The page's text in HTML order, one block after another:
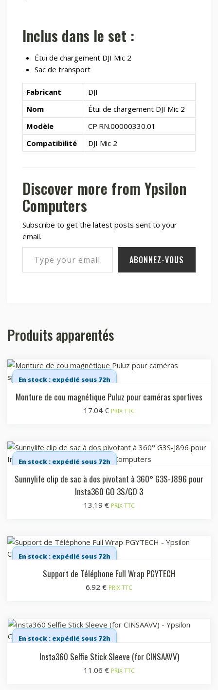
Inclus dans le set :
Étui de chargement DJI Mic 2
Sac de transport
Fabricant
DJI
Nom
Étui de chargement DJI Mic 2
Modèle
CP.RN.00000330.01
Compatibilité
DJI Mic 2
Discover more from Ypsilon
Computers
Subscribe to get the latest posts sent to your
email.
Type your email…
ABONNEZ-VOUS
Produits apparentés
En stock : expédié sous 72h
Monture de cou magnétique Puluz pour caméras sportives
17.04 € PRIX TTC
En stock : expédié sous 72h
Sunnylife clip de sac à dos pivotant à 360° G3S-J896 pour
Insta360 GO 3S/GO 3
13.19 € PRIX TTC
En stock : expédié sous 72h
Support de Téléphone Full Wrap PGYTECH
6.92 € PRIX TTC
En stock : expédié sous 72h
Insta360 Selfie Stick Sleeve (for CINSAAVV)
11.06 € PRIX TTC